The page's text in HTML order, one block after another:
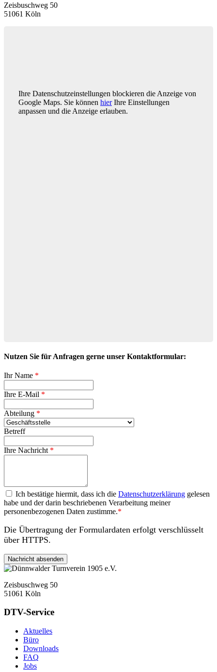
Zeisbuschweg 50
51061 Köln
Ihre Datenschutzeinstellungen blockieren die Anzeige von
Google Maps. Sie können hierIhre Einstellungen
anpassen und die Anzeige erlauben.
Nutzen Sie für Anfragen gerne unser Kontaktformular:
Ihr Name *
Ihre E-Mail *
Abteilung *
Betreff
Ihre Nachricht *
Datenschutzerklärung
Ich bestätige hiermit, dass ich die Datenschutzerklärung gelesen
habe und der darin beschriebenen Verarbeitung meiner
personenbezogenen Daten zustimme.*
Die Übertragung der Formulardaten erfolgt verschlüsselt
über HTTPS.
Zeisbuschweg 50
51061 Köln
DTV-Service
Aktuelles
Büro
Downloads
FAQ
Jobs